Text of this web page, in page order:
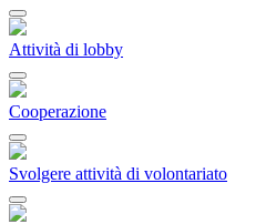
Attività di lobby
Cooperazione
Svolgere attività di volontariato